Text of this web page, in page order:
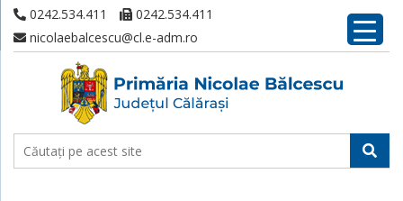
0242.534.411
0242.534.411
nicolaebalcescu@cl.e-adm.ro